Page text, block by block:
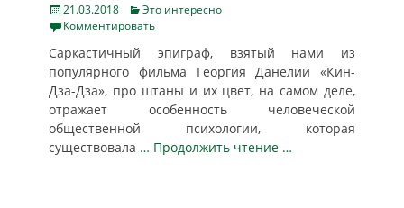
Posted
on
21.03.2018 Categories
Это интересно
Комментировать
Саркастичный эпиграф, взятый нами из
популярного фильма Георгия Данелии «Кин-
Дза-Дза», про штаны и их цвет, на самом деле,
отражает особенность человеческой
общественной психологии, которая
существовала … Продолжить чтение …